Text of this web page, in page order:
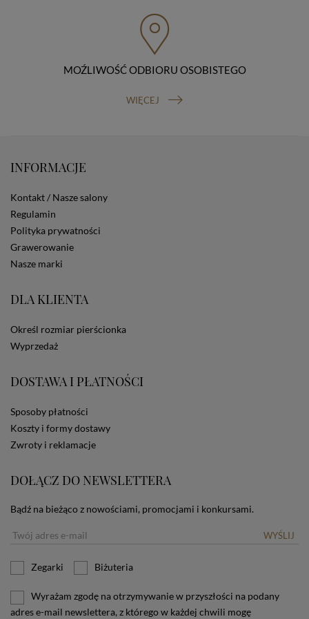
organu nadzorczego (Prezesa Urzędu Ochrony Danych
Osobowych, ul. Stawki 2, 00-193 Warszawa) oraz
prawo do cofnięcia zgody na przetwarzanie danych
osobowych (masz prawo cofnięcia zgody na
przetwarzanie danych w dowolnym momencie;
przetwarzania, którego dokonano na podstawie Twojej
zgody przed jej cofnięciem). W celu wykonania swoich
nie podasz danych, nie będziesz mógł przeglądać
zawartości naszej strony
Na stronie Sklepu są wykorzystywane pliki cookies.
Stosowane są one w celach zapewnienia maksymalnej
wygody wszystkich użytkowników (w tym Kupujących)
przy korzystaniu ze Sklepu (zapamiętywanie
anonimowych danych dla celów reklamowych i
portale społecznościowe, np. Facebook). Korzystanie
zamieszczane w urządzeniu końcowym każdego
użytkownika. Jeżeli użytkownik nie wyraża zgody na
ustawienia swojej przeglądarki.
informacji o plikach cookies.
MOŹLIWOŚĆ ODBIORU OSOBISTEGO
WIĘCEJ
INFORMACJE
Kontakt / Nasze salony
Regulamin
Polityka prywatności
Grawerowanie
Nasze marki
DLA KLIENTA
Określ rozmiar pierścionka
Wyprzedaż
DOSTAWA I PŁATNOŚCI
Sposoby płatności
Koszty i formy dostawy
Zwroty i reklamacje
DOŁĄCZ DO NEWSLETTERA
Bądź na bieżąco z nowościami, promocjami i konkursami.
WYŚLIJ
Zegarki Biżuteria
Wyrażam zgodę na otrzymywanie w przyszłości na podany
adres e-mail newslettera, z którego w każdej chwili mogę